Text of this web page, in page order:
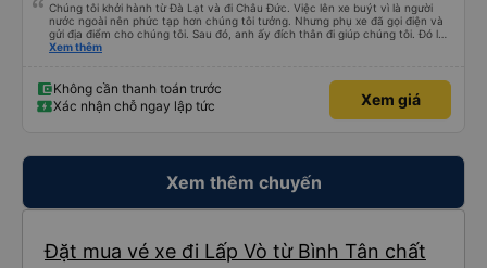
Chúng tôi khởi hành từ Đà Lạt và đi Châu Đức. Việc lên xe buýt vì là người
nước ngoài nên phức tạp hơn chúng tôi tưởng. Nhưng phụ xe đã gọi điện và
gửi địa điểm cho chúng tôi. Sau đó, anh ấy đích thân đi giúp chúng tôi. Đó là
lần đầu tiên đi xe giường nằm với hai đứa trẻ nhỏ khá thú vị. Chúng tôi không
điểm dừng, họ đánh thức chúng tôi dậy và đảm bảo chúng tôi đã sẵn sàng.
Nhìn chung, đó là một trải nghiệm tốt. Mỗi giường đều có gối và chăn, và đủ
chỗ cho 1 người lớn và 1 trẻ em nằm thoải mái.
Xem thêm
Không cần thanh toán trước
Xác nhận chỗ ngay lập tức
Xem giá
Xem thêm chuyến
Đặt mua vé xe đi Lấp Vò từ Bình Tân chất